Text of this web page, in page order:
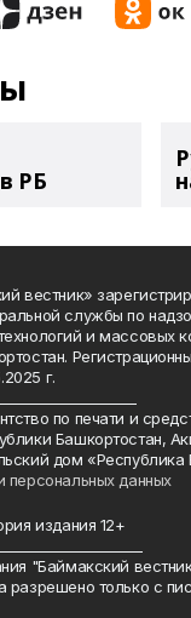
РБ
вестник»
службы по
и массовых
г.
по печати и
Башкортостан,
дом «Республика
персональных данных
издания 12+
"Баймакский
разрешено только с